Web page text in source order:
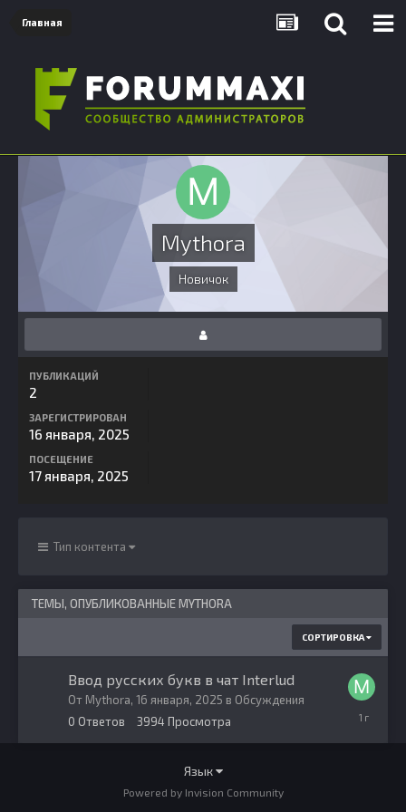
Главная
Mythora
Новичок
ПУБЛИКАЦИЙ
2
ЗАРЕГИСТРИРОВАН
16 января, 2025
ПОСЕЩЕНИЕ
17 января, 2025
Тип контента
ТЕМЫ, ОПУБЛИКОВАННЫЕ MYTHORA
СОРТИРОВКА
Ввод русских букв в чат Interlud
От Mythora, 16 января, 2025 в Обсуждения
0 Ответов 3994 Просмотра
января,
2025
Язык
Powered by Invision Community